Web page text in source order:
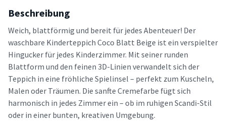
Beschreibung
Weich, blattförmig und bereit für jedes Abenteuer! Der
waschbare Kinderteppich Coco Blatt Beige ist ein verspielter
Hingucker für jedes Kinderzimmer. Mit seiner runden
Blattform und den feinen 3D-Linien verwandelt sich der
Teppich in eine fröhliche Spielinsel – perfekt zum Kuscheln,
Malen oder Träumen. Die sanfte Cremefarbe fügt sich
harmonisch in jedes Zimmer ein – ob im ruhigen Scandi-Stil
oder in einer bunten, kreativen Umgebung.